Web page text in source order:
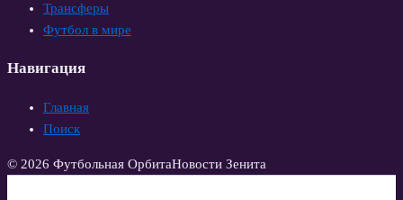
Трансферы
Футбол в мире
Навигация
Главная
Поиск
© 2026 Футбольная ОрбитаНовости Зенита